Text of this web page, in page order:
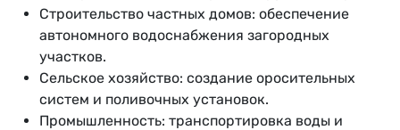
Строительство частных домов: обеспечение
автономного водоснабжения загородных
участков.
Сельское хозяйство: создание оросительных
систем и поливочных установок.
Промышленность: транспортировка воды и